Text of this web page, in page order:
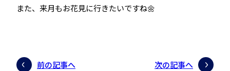
また、来月もお花見に行きたいですね🌼
前の記事へ 次の記事へ